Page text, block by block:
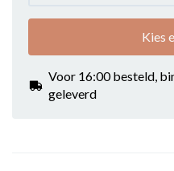
Kies
Voor 16:00 besteld,
geleverd